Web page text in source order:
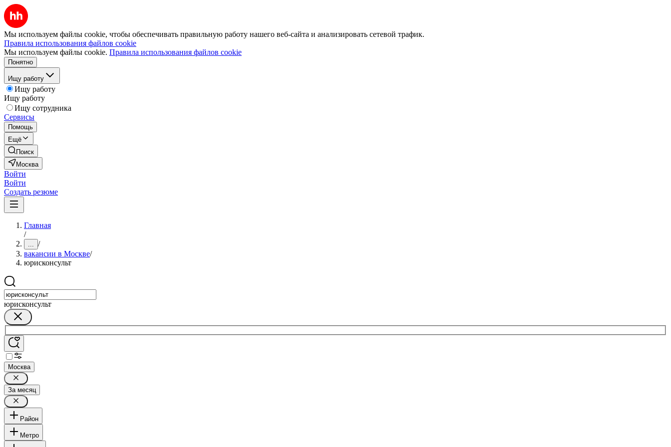
Мы используем файлы cookie, чтобы обеспечивать правильную работу нашего веб-сайта и анализировать сетевой трафик.
Правила использования файлов cookie
Мы используем файлы cookie. Правила использования файлов cookie
Понятно
Ищу работу
Ищу работу
Ищу работу
Ищу сотрудника
Сервисы
Помощь
Ещё
Поиск
Москва
Войти
Войти
Создать резюме
Главная
/
... /
вакансии в Москве/
юрисконсульт
юрисконсульт
Москва
За месяц
Район
Метро